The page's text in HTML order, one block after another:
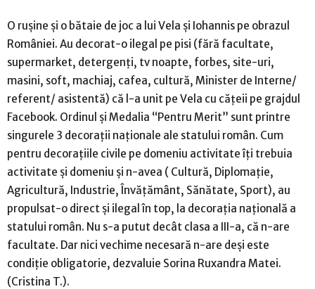
O rușine și o bătaie de joc a lui Vela și Iohannis pe obrazul
României. Au decorat-o ilegal pe pisi (fără facultate,
supermarket, detergenți, tv noapte, forbes, site-uri,
masini, soft, machiaj, cafea, cultură, Minister de Interne/
referent/ asistentă) că l-a unit pe Vela cu cățeii pe grajdul
Facebook. Ordinul și Medalia “Pentru Merit” sunt printre
singurele 3 decorații naționale ale statului român. Cum
pentru decorațiile civile pe domeniu activitate îți trebuia
activitate și domeniu și n-avea ( Cultură, Diplomație,
Agricultură, Industrie, Învățământ, Sănătate, Sport), au
propulsat-o direct și ilegal în top, la decorația națională a
statului român. Nu s-a putut decât clasa a III-a, că n-are
facultate. Dar nici vechime necesară n-are deși este
condiție obligatorie, dezvaluie Sorina Ruxandra Matei.
(Cristina T.).